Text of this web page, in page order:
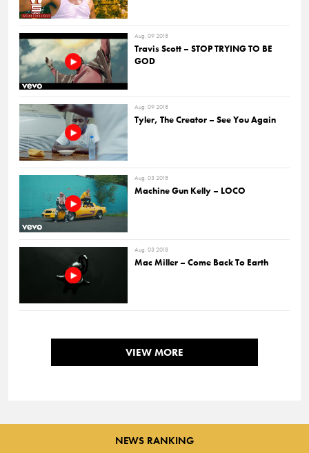
Aug. 09 2018
Travis Scott – STOP TRYING TO BE
GOD
Aug. 09 2018
Tyler, The Creator – See You Again
Aug. 03 2018
Machine Gun Kelly – LOCO
Aug. 03 2018
Mac Miller – Come Back To Earth
VIEW MORE
NEWS RANKING